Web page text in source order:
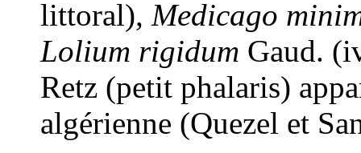
littoral), Medicago
Lolium rigidum Gaud.
Retz (petit phalaris)
algérienne (Quezel et